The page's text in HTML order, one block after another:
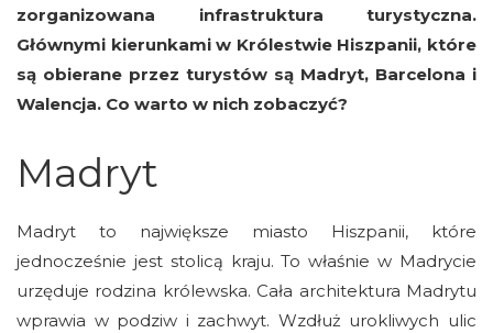
zorganizowana infrastruktura turystyczna.
Głównymi kierunkami w Królestwie Hiszpanii, które
są obierane przez turystów są Madryt, Barcelona i
Walencja. Co warto w nich zobaczyć?
Madryt
Madryt to największe miasto Hiszpanii, które
jednocześnie jest stolicą kraju. To właśnie w Madrycie
urzęduje rodzina królewska. Cała architektura Madrytu
wprawia w podziw i zachwyt. Wzdłuż urokliwych ulic